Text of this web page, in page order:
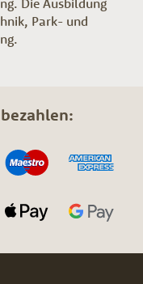
Park- und